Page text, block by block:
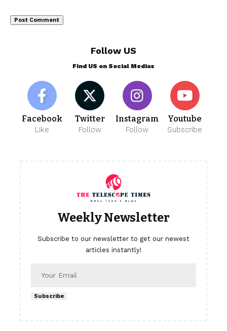
Follow US
Find US on Social Medias
Facebook
Like
Twitter
Follow
Instagram
Follow
Youtube
Subscribe
Weekly Newsletter
Subscribe to our newsletter to get our newest
articles instantly!
Subscribe